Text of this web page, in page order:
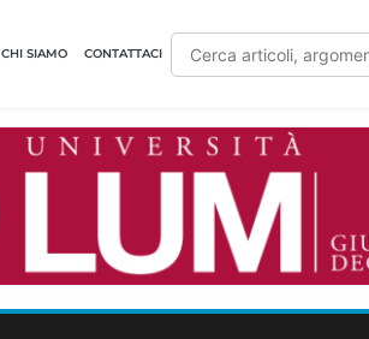
CHI SIAMO CONTATTACI